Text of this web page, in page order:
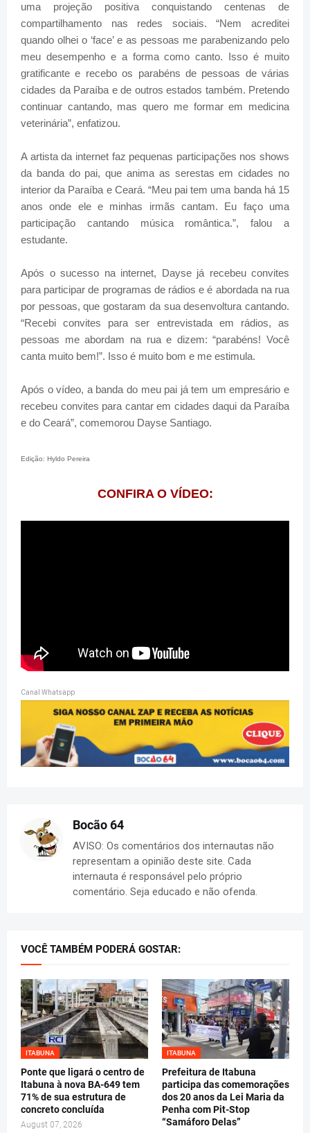
uma projeção positiva conquistando centenas de
compartilhamento nas redes sociais. “Nem acreditei
quando olhei o ‘face’ e as pessoas me parabenizando pelo
meu desempenho e a forma como canto. Isso é muito
gratificante e recebo os parabéns de pessoas de várias
cidades da Paraíba e de outros estados também. Pretendo
continuar cantando, mas quero me formar em medicina
veterinária”, enfatizou.
A artista da internet faz pequenas participações nos shows
da banda do pai, que anima as serestas em cidades no
interior da Paraíba e Ceará. “Meu pai tem uma banda há 15
anos onde ele e minhas irmãs cantam. Eu faço uma
participação cantando música romântica.”, falou a
estudante.
Após o sucesso na internet, Dayse já recebeu convites
para participar de programas de rádios e é abordada na rua
por pessoas, que gostaram da sua desenvoltura cantando.
“Recebi convites para ser entrevistada em rádios, as
pessoas me abordam na rua e dizem: “parabéns! Você
canta muito bem!”. Isso é muito bom e me estimula.
Após o vídeo, a banda do meu pai já tem um empresário e
recebeu convites para cantar em cidades daqui da Paraíba
e do Ceará”, comemorou Dayse Santiago.
Edição: Hyldo Pereira
CONFIRA O VÍDEO:
Canal Whatsapp
Bocão 64
AVISO: Os comentários dos internautas não
representam a opinião deste site. Cada
internauta é responsável pelo próprio
comentário. Seja educado e não ofenda.
VOCÊ TAMBÉM PODERÁ GOSTAR:
ITABUNA
Ponte que ligará o centro de
Itabuna à nova BA-649 tem
71% de sua estrutura de
concreto concluída
August 07, 2026
ITABUNA
Prefeitura de Itabuna
participa das comemorações
dos 20 anos da Lei Maria da
Penha com Pit-Stop
“Samáforo Delas”